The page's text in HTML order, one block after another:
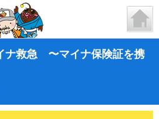
ナ救急 〜マイナ保険証を携